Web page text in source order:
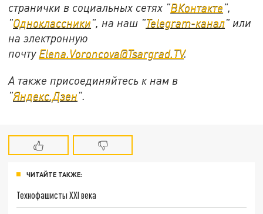
странички в социальных сетях "ВКонтакте",
"Одноклассники", на наш "Telegram-канал" или
на электронную
почту Elena.Voroncova@Tsargrad.TV.
А также присоединяйтесь к нам в
"Яндекс.Дзен".
ЧИТАЙТЕ ТАКЖЕ:
Технофашисты XXI века